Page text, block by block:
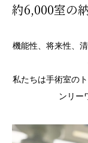
約6,000室の
機能性、将来性、
私たちは手術室の
ンリー